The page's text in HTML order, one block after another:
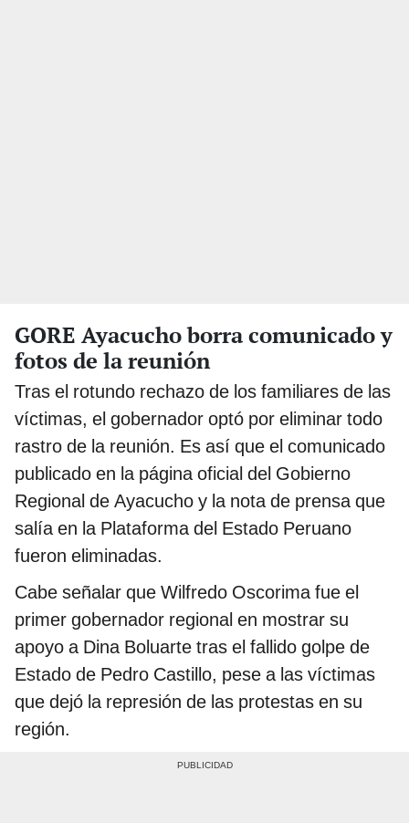
GORE Ayacucho borra comunicado y
fotos de la reunión
Tras el rotundo rechazo de los familiares de las
víctimas, el gobernador optó por eliminar todo
rastro de la reunión. Es así que el comunicado
publicado en la página oficial del Gobierno
Regional de Ayacucho y la nota de prensa que
salía en la Plataforma del Estado Peruano
fueron eliminadas.
Cabe señalar que Wilfredo Oscorima fue el
primer gobernador regional en mostrar su
apoyo a Dina Boluarte tras el fallido golpe de
Estado de Pedro Castillo, pese a las víctimas
que dejó la represión de las protestas en su
región.